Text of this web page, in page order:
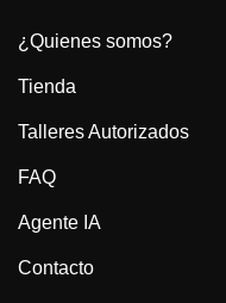
¿Quienes somos?
Tienda
Talleres Autorizados
FAQ
Agente IA
Contacto